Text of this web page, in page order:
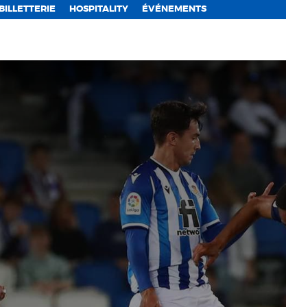
BILLETTERIE HOSPITALITY ÉVÉNEMENTS